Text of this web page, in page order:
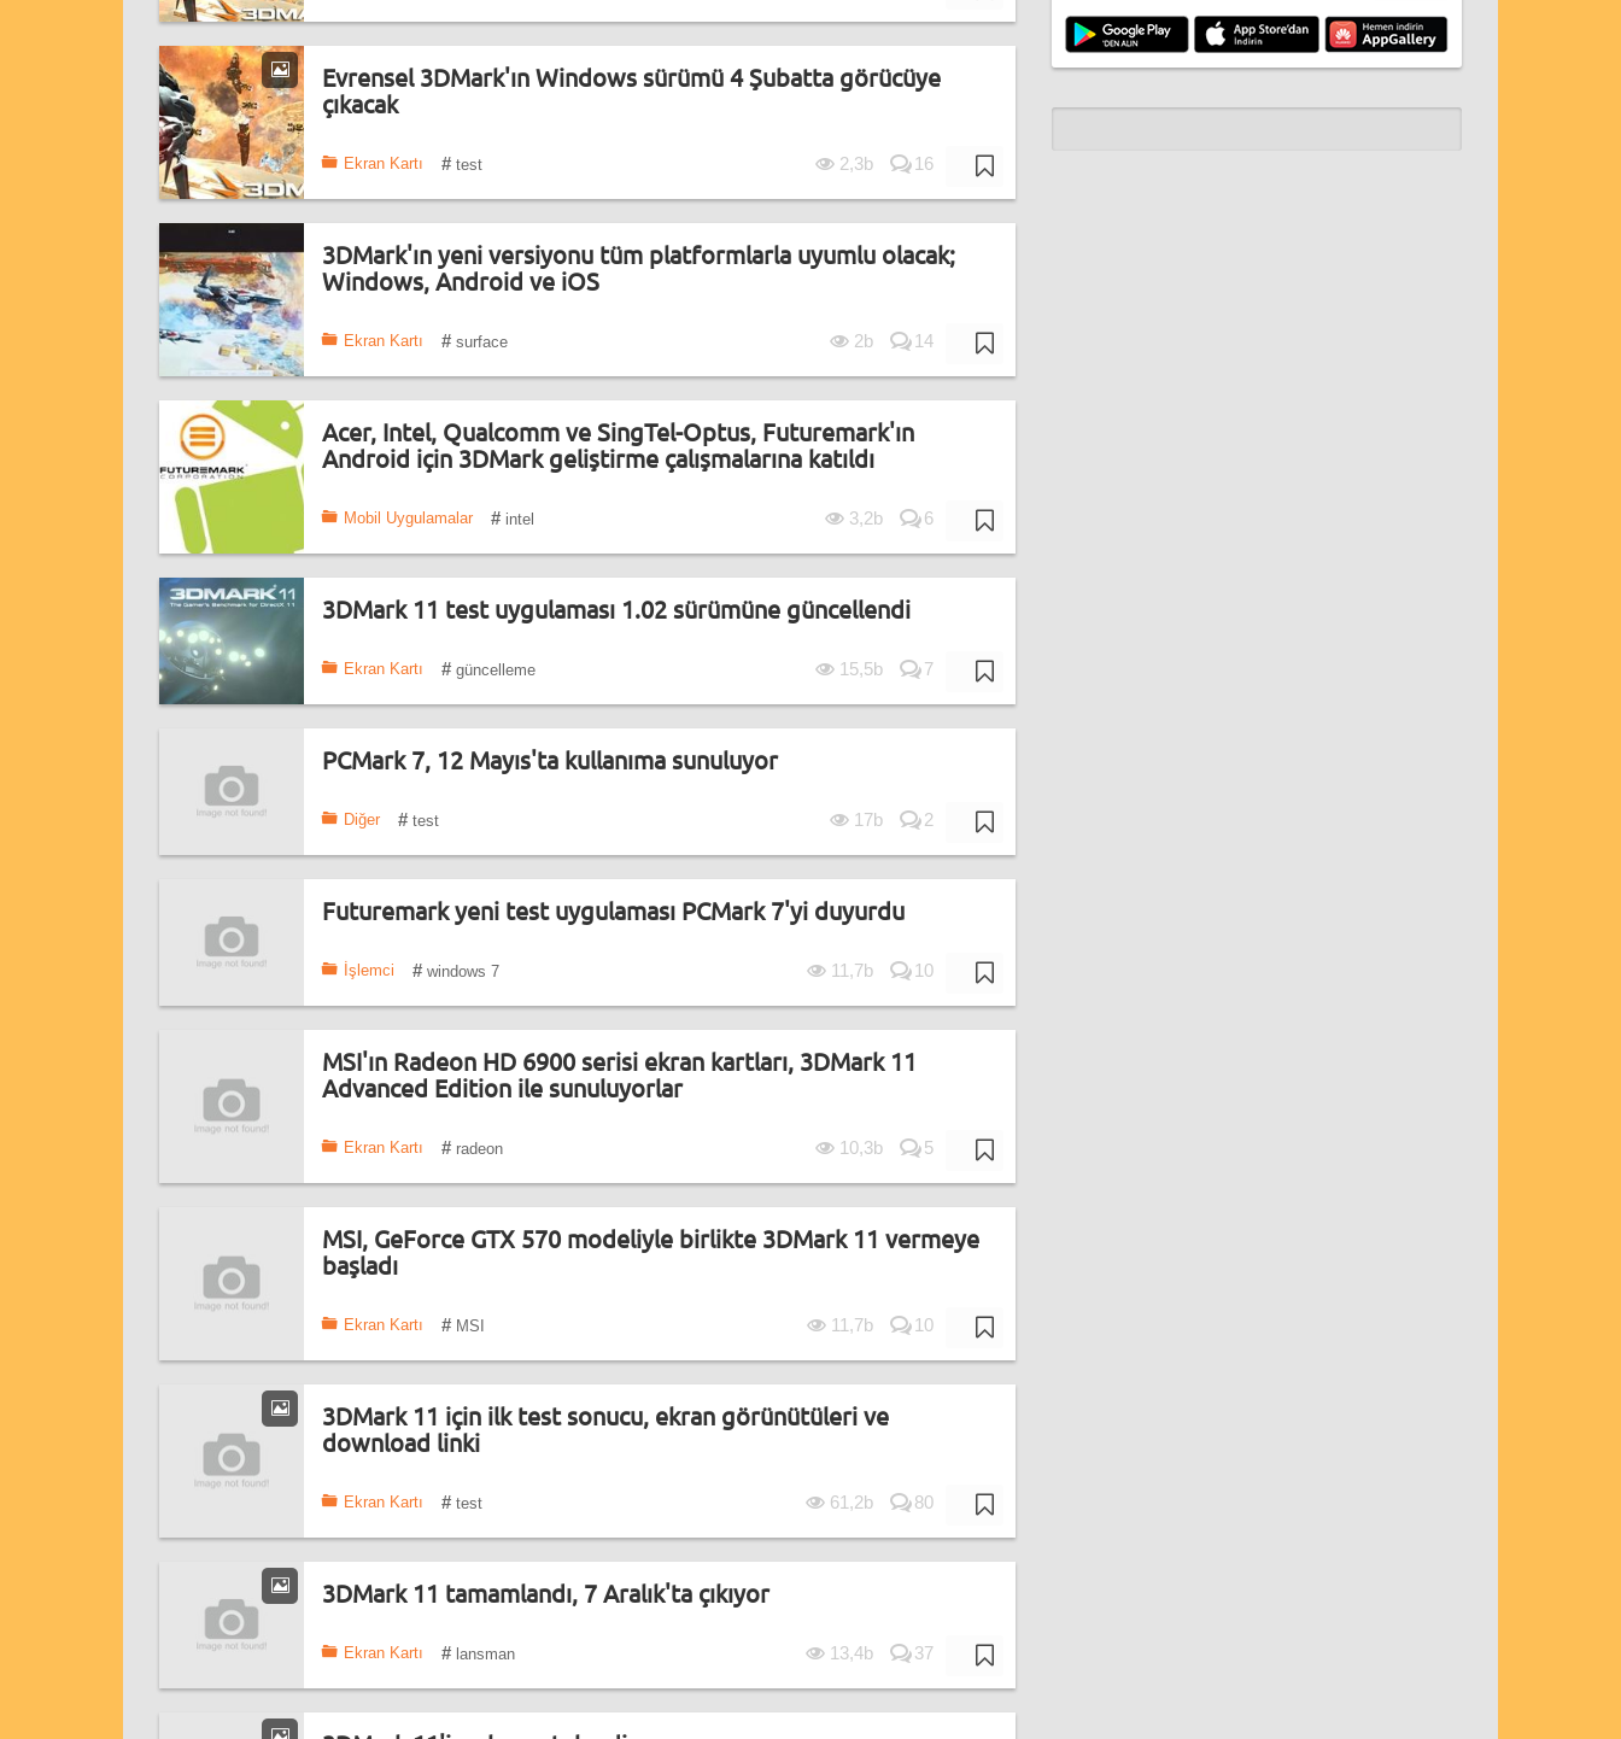
Evrensel 3DMark'ın Windows sürümü 4 Şubatta görücüye
çıkacak
Ekran Kartı # test 2,3b 16
3DMark'ın yeni versiyonu tüm platformlarla uyumlu olacak;
Windows, Android ve iOS
Ekran Kartı # surface 2b 14
Acer, Intel, Qualcomm ve SingTel-Optus, Futuremark'ın
Android için 3DMark geliştirme çalışmalarına katıldı
Mobil Uygulamalar # intel 3,2b 6
3DMark 11 test uygulaması 1.02 sürümüne güncellendi
Ekran Kartı # güncelleme 15,5b 7
PCMark 7, 12 Mayıs'ta kullanıma sunuluyor
Diğer # test 17b 2
Futuremark yeni test uygulaması PCMark 7'yi duyurdu
İşlemci # windows 7 11,7b 10
MSI'ın Radeon HD 6900 serisi ekran kartları, 3DMark 11
Advanced Edition ile sunuluyorlar
Ekran Kartı # radeon 10,3b 5
MSI, GeForce GTX 570 modeliyle birlikte 3DMark 11 vermeye
başladı
Ekran Kartı # MSI 11,7b 10
3DMark 11 için ilk test sonucu, ekran görünütüleri ve
download linki
Ekran Kartı # test 61,2b 80
3DMark 11 tamamlandı, 7 Aralık'ta çıkıyor
Ekran Kartı # lansman 13,4b 37